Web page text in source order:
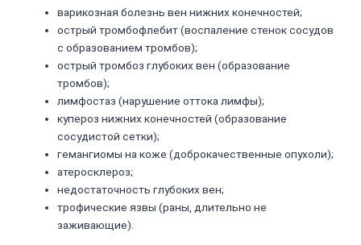
варикозная болезнь вен нижних конечностей;
острый тромбофлебит (воспаление стенок сосудов
с образованием тромбов);
острый тромбоз глубоких вен (образование
тромбов);
лимфостаз (нарушение оттока лимфы);
купероз нижних конечностей (образование
сосудистой сетки);
гемангиомы на коже (доброкачественные опухоли);
атеросклероз;
недостаточность глубоких вен;
трофические язвы (раны, длительно не
заживающие).